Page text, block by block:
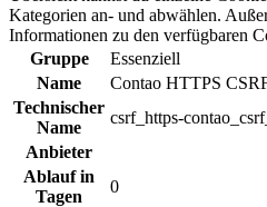
Kategorien an- und abwählen.
Informationen zu den verfügbaren
Gruppe
Essenziell
Name
Contao HTTPS
Technischer
Name
csrf_https-
Anbieter
Ablauf in
Tagen
0